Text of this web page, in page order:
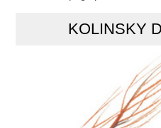
KOLINSKY